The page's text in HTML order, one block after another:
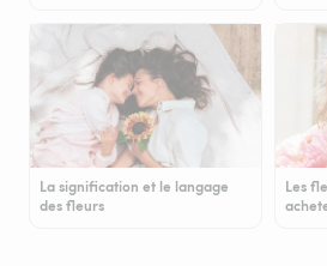
La signification et le langage
des fleurs
Les